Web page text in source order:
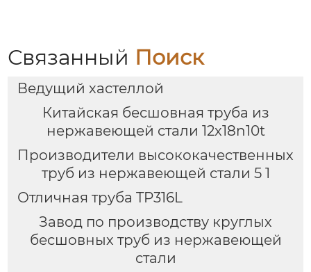
Связанный Поиск
Ведущий хастеллой
Китайская бесшовная труба из
нержавеющей стали 12x18n10t
Производители высококачественных
труб из нержавеющей стали 5 1
Отличная труба TP316L
Завод по производству круглых
бесшовных труб из нержавеющей
стали